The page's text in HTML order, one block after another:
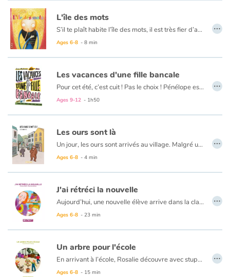
L'île des mots
S’il te plaît habite l’île des mots, il est très fier d’accueillir les mots nouveaux et de leur faire visiter l’île. Pourtant quand ces derniers abusent de sa gentillesse, il se sent seul, et en a assez d’être serviable. C’est la crise… Heureusement, une nouvelle expression à l'écriture fine arrive sur l'île : Merci. Depuis ce jour, ces deux mots sont devenus inséparables et, si les enfants ne veulent pas leur faire de peine, ils doivent dire : S’il te plaît… Merci. Les illustrations accompagnent un texte à l’écriture fluide qui vous entraîne dans une histoire originale ou les personnages sont des mots.
Ages 6-8 - 8 min
…
Les vacances d'une fille bancale
Pour cet été, c’est cuit ! Pas le choix ! Pénélope est envoyée chez son oncle et sa tante, dans un « trou perdu », où elle aura pour seuls compagnons son cousin borné et sa cousine folle de fringues, de maquillage et de garçons ! L’horreur ! Et bien sûr, ils ne manqueront pas de se moquer d’elle et de sa démarche quelque peu… bancale. Elle les déteste ! Ces vacances vont être é-pou-van-tables ! Mais, Pénélope n’a prévu ni la rencontre avec le charmant Dylan, ni celle avec l’étrange Maya.
Ages 9-12 - 1h50
…
Les ours sont là
Un jour, les ours sont arrivés au village. Malgré un accueil méfiant, ils ont su rapidement s’adapter et s’intégrer à la population. Alors, le village s’est animé, pour devenir florissant. Jusqu’au jour où, les humains ont commencé à être jaloux, ont décidé de chasser les ours du village et de construire un mur. Mais une fois dans la forêt, les ours ne savaient plus comment survivre. Conscients de leur force, ils voulaient faire face et sont retournés au village. Un violent conflit s’est engagé entre humains et animaux. Les premiers ne voulaient plus partager leurs ressources et leur confort, tandis que les seconds les trouvaient égoïstes et invasifs. Une fois tout le village détruit, il n'est resté qu’un tas de ruines. Fallait-il en arriver là pour qu’ours et humains unissent leurs forces, afin de tout reconstruire ensemble ?
Ages 6-8 - 4 min
…
J'ai rétréci la nouvelle
Aujourd’hui, une nouvelle élève arrive dans la classe d’Élise. Olympe. Mais pour Élise, la rencontre se passe mal : la nouvelle prend la place de sa meilleure amie. Et les choses ne vont pas s’arranger, Élise se sent de plus en plus oppressée, comme envahie par les excellentes réponses et les tenues colorées de la nouvelle. Elle a l’impression que cette dernière prend toute la place. Il est temps d’agir ! Élise fonde un club anti-olympique avec ses amis. Un livre pour se rappeler que les préjugés ont la vie dure, et qu’il suffit parfois de voir au-delà pour mieux vivre ensemble. Cette histoire, écrite avec beaucoup de sensibilité et d’humour, évoque l’insécurité que peuvent provoquer des changements dans le quotidien des plus jeunes… Et la façon de les surmonter !
Ages 6-8 - 23 min
…
Un arbre pour l'école
En arrivant à l’école, Rosalie découvre avec stupéfaction que l’arbre de la cour de récréation a été foudroyé ! Avec ses amis Théo et Félix, ils y étaient très attachés, ils aimaient jouer sous ses branches, dans ses feuilles. Mais le lendemain, l’arbre a été coupé… Les adultes veulent transformer sa souche en table de pique-nique. Face à cette nouvelle, Théo devient presque mutique, tandis que Félix joue déjà à d’autres jeux. Rosalie, elle, a besoin d’un peu de temps pour accepter ce changement. Puis une nouvelle idée...
Ages 6-8 - 15 min
…